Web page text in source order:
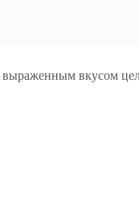
выраженным вкусом